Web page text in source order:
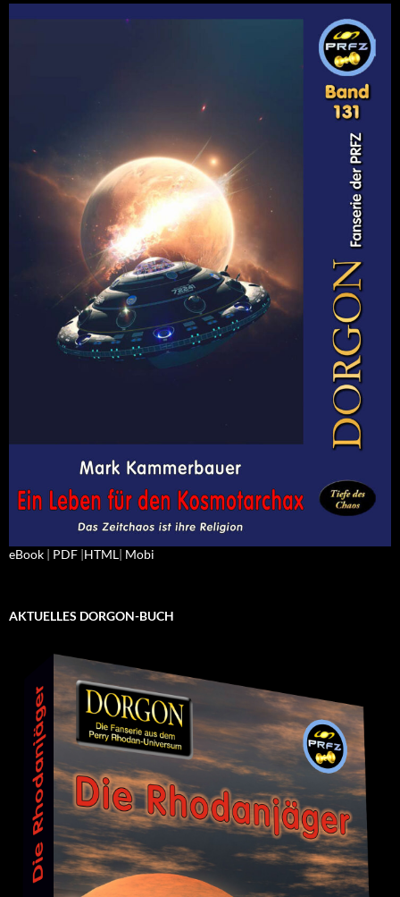
eBook | PDF |HTML| Mobi
AKTUELLES DORGON-BUCH